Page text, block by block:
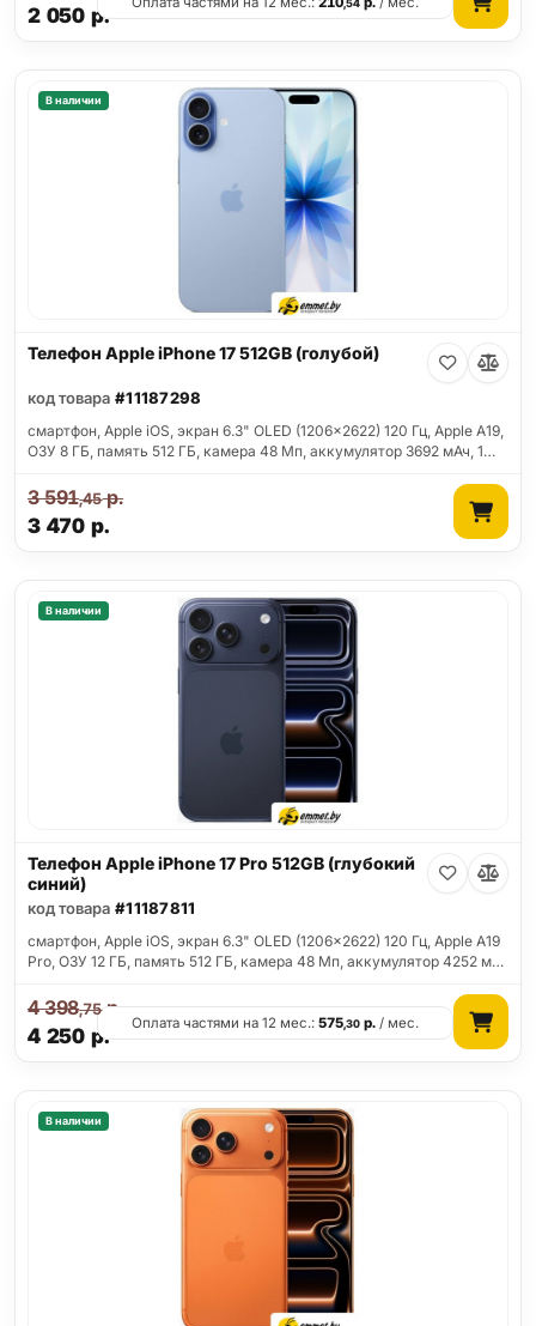
2 050 р.
,54
В наличии
Телефон Apple iPhone 17 512GB (голубой)
код товара #11187298
смартфон, Apple iOS, экран 6.3" OLED (1206x2622) 120 Гц, Apple A19,
ОЗУ 8 ГБ, память 512 ГБ, камера 48 Мп, аккумулятор 3692 мАч, 1…
3 470 р.
3 591,45р.
В наличии
Телефон Apple iPhone 17 Pro 512GB (глубокий
синий)
код товара #11187811
смартфон, Apple iOS, экран 6.3" OLED (1206x2622) 120 Гц, Apple A19
Pro, ОЗУ 12 ГБ, память 512 ГБ, камера 48 Мп, аккумулятор 4252 м…
4 250 р.
4 398,75р.
Оплата частями на 12 мес.:575,30 р. / мес.
В наличии